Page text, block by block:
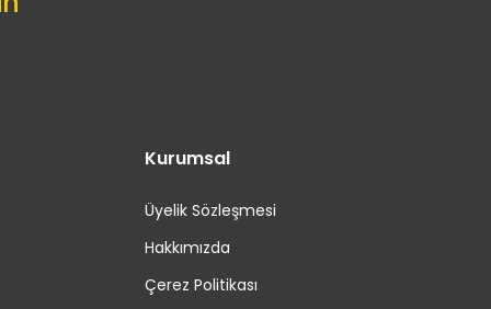
Kurumsal
Üyelik Sözleşmesi
Hakkımızda
Çerez Politikası